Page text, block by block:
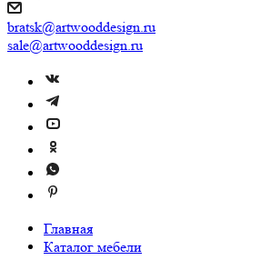
bratsk@artwooddesign.ru
sale@artwooddesign.ru
Главная
Каталог мебели